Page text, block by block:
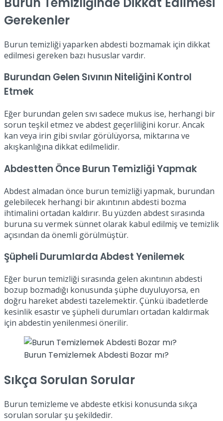
Gerekenler
Burun temizliği yaparken abdesti bozmamak için dikkat
edilmesi gereken bazı hususlar vardır.
Burundan Gelen Sıvının Niteliğini Kontrol
Etmek
Eğer burundan gelen sıvı sadece mukus ise, herhangi bir
sorun teşkil etmez ve abdest geçerliliğini korur. Ancak
kan veya irin gibi sıvılar görülüyorsa, miktarına ve
akışkanlığına dikkat edilmelidir.
Abdestten Önce Burun Temizliği Yapmak
Abdest almadan önce burun temizliği yapmak, burundan
gelebilecek herhangi bir akıntının abdesti bozma
ihtimalini ortadan kaldırır. Bu yüzden abdest sırasında
buruna su vermek sünnet olarak kabul edilmiş ve temizlik
açısından da önemli görülmüştür.
Şüpheli Durumlarda Abdest Yenilemek
Eğer burun temizliği sırasında gelen akıntının abdesti
bozup bozmadığı konusunda şüphe duyuluyorsa, en
doğru hareket abdesti tazelemektir. Çünkü ibadetlerde
kesinlik esastır ve şüpheli durumları ortadan kaldırmak
için abdestin yenilenmesi önerilir.
Burun Temizlemek Abdesti Bozar mı?
Sıkça Sorulan Sorular
Burun temizleme ve abdeste etkisi konusunda sıkça
sorulan sorular şu şekildedir.